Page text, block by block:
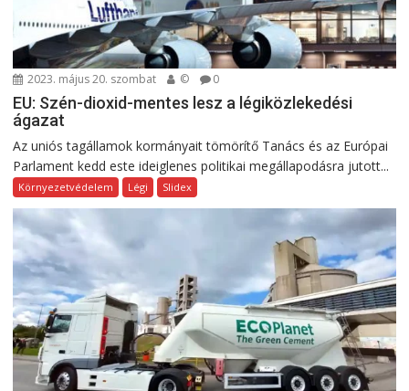
2023. május 20. szombat © 0
EU: Szén-dioxid-mentes lesz a légiközlekedési
ágazat
Az uniós tagállamok kormányait tömörítő Tanács és az Európai
Parlament kedd este ideiglenes politikai megállapodásra jutott...
Környezetvédelem Légi Slidex